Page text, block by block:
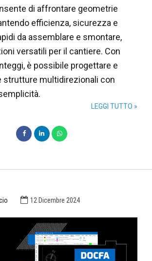
di affrontare geometrie
efficienza, sicurezza e
da assemblare e smontare,
versatili per il cantiere. Con
è possibile progettare e
strutture multidirezionali con
LEGGI TUTTO »
12 Dicembre 2024